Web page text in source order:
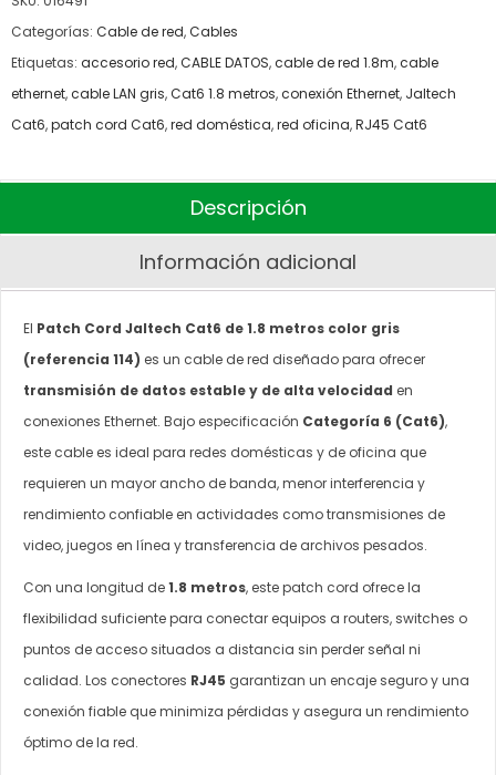
Categorías: Cable de red,Cables
Etiquetas: accesorio red,CABLE DATOS,cable de red 1.8m,cable
ethernet,cable LAN gris,Cat6 1.8 metros,conexión Ethernet, Jaltech
Cat6,patch cord Cat6,red doméstica,red oficina,RJ45 Cat6
Descripción
Información adicional
El Patch Cord Jaltech Cat6 de 1.8 metros color gris
(referencia 114) es un cable de red diseñado para ofrecer
transmisión de datos estable y de alta velocidad en
conexiones Ethernet. Bajo especificación Categoría 6 (Cat6),
este cable es ideal para redes domésticas y de oficina que
requieren un mayor ancho de banda, menor interferencia y
rendimiento confiable en actividades como transmisiones de
video, juegos en línea y transferencia de archivos pesados.
Con una longitud de1.8 metros, este patch cord ofrece la
flexibilidad suficiente para conectar equipos a routers, switches o
puntos de acceso situados a distancia sin perder señal ni
calidad. Los conectores RJ45 garantizan un encaje seguro y una
conexión fiable que minimiza pérdidas y asegura un rendimiento
óptimo de la red.